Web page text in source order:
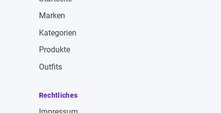
Marken
Kategorien
Produkte
Outfits
Rechtliches